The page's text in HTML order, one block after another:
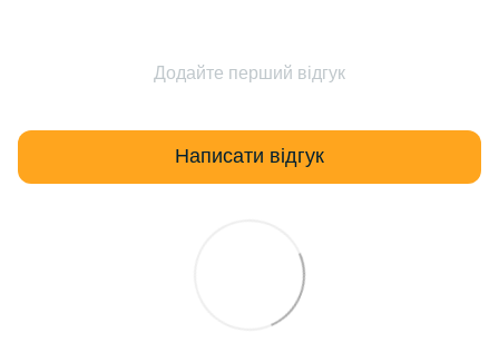
Додайте перший відгук
Написати відгук